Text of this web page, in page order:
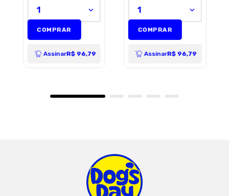
1
COMPRAR
AssinarR$ 96,79
1
COMPRAR
AssinarR$ 96,79